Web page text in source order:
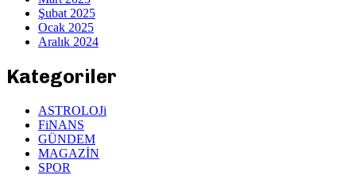
Şubat 2025
Ocak 2025
Aralık 2024
Kategoriler
ASTROLOJi
FiNANS
GÜNDEM
MAGAZİN
SPOR